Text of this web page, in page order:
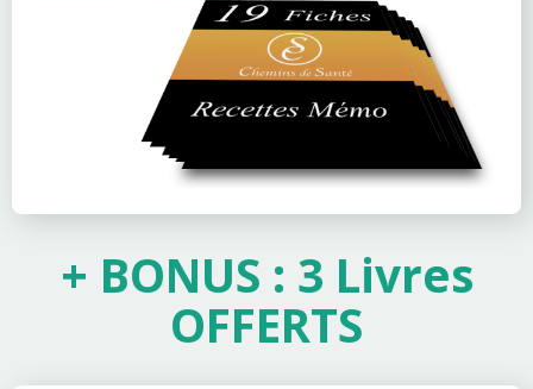
+ BONUS : 3 Livres
OFFERTS